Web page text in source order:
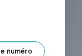
numéro